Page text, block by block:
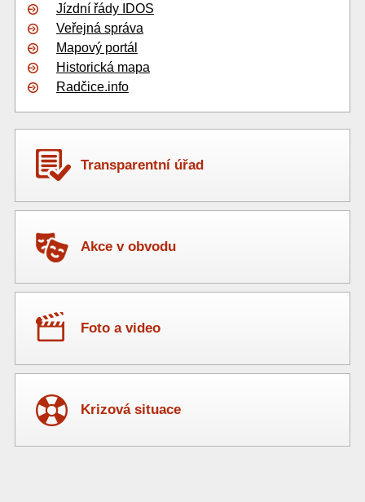
Jízdní řády IDOS
Veřejná správa
Mapový portál
Historická mapa
Radčice.info
Transparentní úřad
Akce v obvodu
Foto a video
Krizová situace